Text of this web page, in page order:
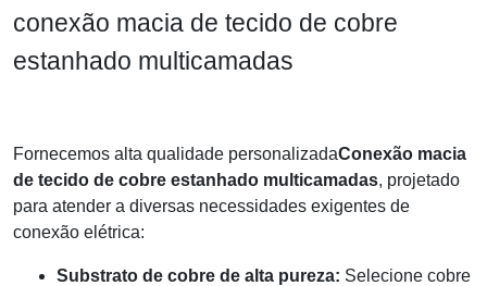
conexão macia de tecido de cobre
estanhado multicamadas
Fornecemos alta qualidade personalizadaConexão macia
de tecido de cobre estanhado multicamadas, projetado
para atender a diversas necessidades exigentes de
conexão elétrica:
Substrato de cobre de alta pureza: Selecione cobre